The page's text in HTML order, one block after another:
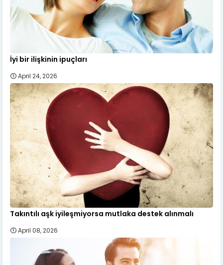
İyi bir ilişkinin ipuçları
April 24, 2026
Takıntılı aşk iyileşmiyorsa mutlaka destek alınmalı
April 08, 2026